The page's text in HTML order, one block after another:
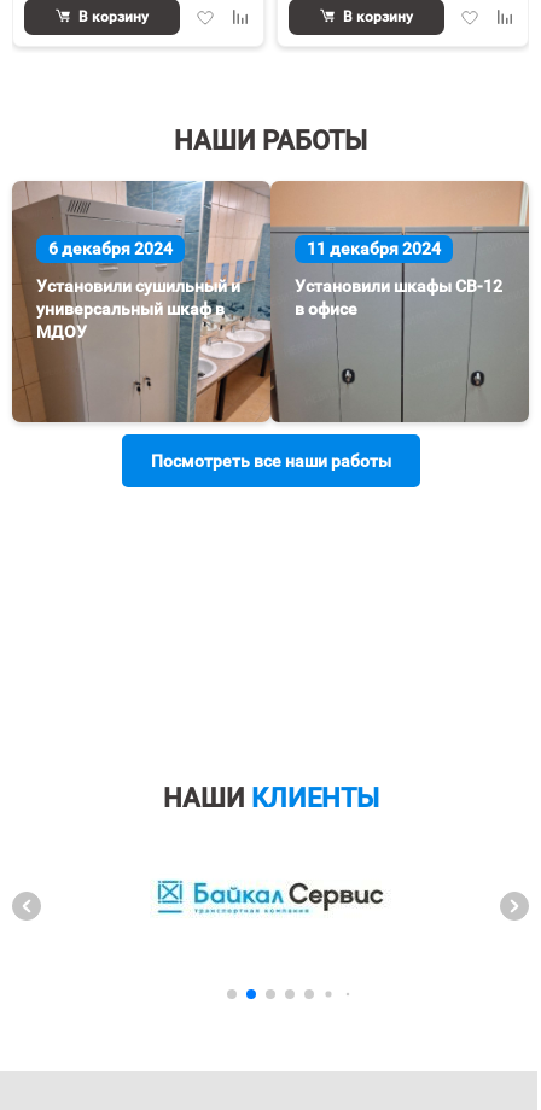
ДобавитьДобавить
В корзину
Добавить
В корзину
НАШИ РАБОТЫ
6 декабря 2024
Установили сушильный и
универсальный шкаф в
МДОУ
11 декабря 2024
Установили шкафы СВ-12
в офисе
Посмотреть все наши работы
НАШИ КЛИЕНТЫ